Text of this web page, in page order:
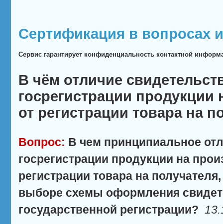
Сертификация в вопросах
Сервис гарантирует конфиденциальность контактной
В чём отличие
госрегистрации продукции
от регистрации товара на
Вопрос: В чем принципиальное
госрегистрации продукции на
регистрации товара на
выборе схемы оформления
государственной регистрации?